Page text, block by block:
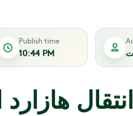
Publish time
10:44 PM
انتقال